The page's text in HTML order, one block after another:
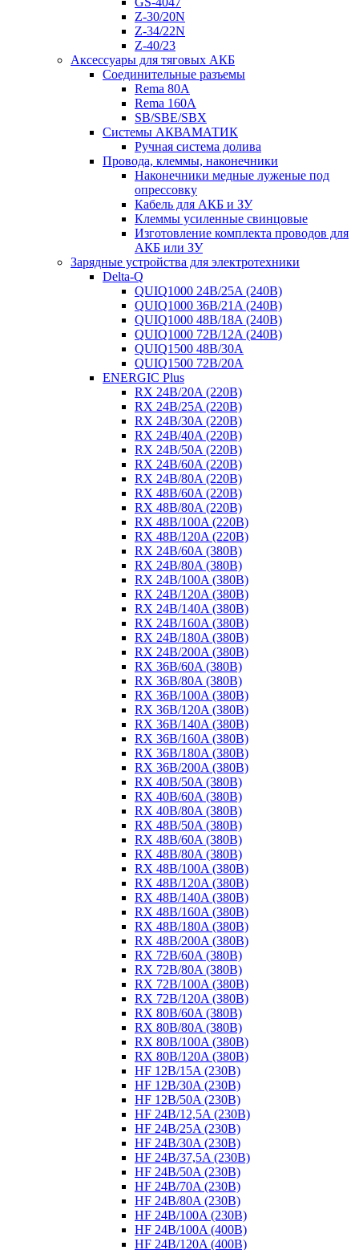
Z-30/20N
Z-34/22N
Z-40/23
Аксессуары для тяговых АКБ
Соединительные разъемы
Rema 80A
Rema 160A
SB/SBE/SBX
Системы АКВАМАТИК
Ручная система долива
Провода, клеммы, наконечники
Наконечники медные луженые под
опрессовку
Кабель для АКБ и ЗУ
Клеммы усиленные свинцовые
Изготовление комплекта проводов для
АКБ или ЗУ
Зарядные устройства для электротехники
Delta-Q
QUIQ1000 24B/25A (240B)
QUIQ1000 36B/21A (240B)
QUIQ1000 48B/18A (240B)
QUIQ1000 72B/12A (240B)
QUIQ1500 48B/30A
QUIQ1500 72B/20A
ENERGIC Plus
RX 24B/20A (220B)
RX 24B/25A (220B)
RX 24B/30A (220B)
RX 24B/40A (220B)
RX 24B/50A (220B)
RX 24B/60A (220B)
RX 24B/80A (220B)
RX 48B/60A (220B)
RX 48B/80A (220B)
RX 48B/100A (220B)
RX 48B/120A (220B)
RX 24B/60A (380B)
RX 24B/80A (380B)
RX 24B/100A (380B)
RX 24B/120A (380B)
RX 24B/140A (380B)
RX 24B/160A (380B)
RX 24B/180A (380B)
RX 24B/200A (380B)
RX 36B/60A (380B)
RX 36B/80A (380B)
RX 36B/100A (380B)
RX 36B/120A (380B)
RX 36B/140A (380B)
RX 36B/160A (380B)
RX 36B/180A (380B)
RX 36B/200A (380B)
RX 40B/50A (380B)
RX 40B/60A (380B)
RX 40B/80A (380B)
RX 48B/50A (380B)
RX 48B/60A (380B)
RX 48B/80A (380B)
RX 48B/100A (380B)
RX 48B/120A (380B)
RX 48B/140A (380B)
RX 48B/160A (380B)
RX 48B/180A (380B)
RX 48B/200A (380B)
RX 72B/60A (380B)
RX 72B/80A (380B)
RX 72B/100A (380B)
RX 72B/120A (380B)
RX 80B/60A (380B)
RX 80B/80A (380B)
RX 80B/100A (380B)
RX 80B/120A (380B)
HF 12B/15A (230B)
HF 12B/30A (230B)
HF 12B/50A (230B)
HF 24B/12,5A (230B)
HF 24B/25A (230B)
HF 24B/30A (230B)
HF 24B/37,5A (230B)
HF 24B/50A (230B)
HF 24B/70A (230B)
HF 24B/80A (230B)
HF 24B/100A (230B)
HF 24B/100A (400B)
HF 24B/120A (400B)